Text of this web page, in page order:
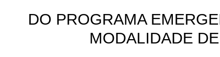
DO PROGRAMA
MODALIDADE